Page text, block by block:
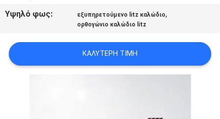
ΖΗΤΉΣΤΕ
ΑΠΌΣΠΑΣΜΑ
Υψηλό φως: εξυπηρετούμενο litz καλώδιο,
ορθογώνιο καλώδιο litz
ΚΑΛΎΤΕΡΗ ΤΙΜΉ